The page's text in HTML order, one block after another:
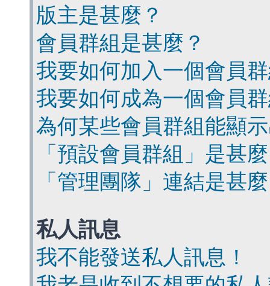
版主是甚麼？
會員群組是甚麼？
我要如何加入一個會員
我要如何成為一個會員
為何某些會員群組能顯
「預設會員群組」是甚
「管理團隊」連結是甚
私人訊息
我不能發送私人訊息！